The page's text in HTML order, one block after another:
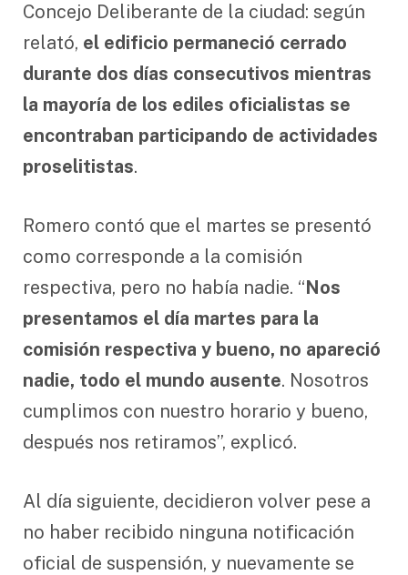
Concejo Deliberante de la ciudad: según
relató, el edificio permaneció cerrado
durante dos días consecutivos mientras
la mayoría de los ediles oficialistas se
encontraban participando de actividades
proselitistas.
Romero contó que el martes se presentó
como corresponde a la comisión
respectiva, pero no había nadie. “Nos
presentamos el día martes para la
comisión respectiva y bueno, no apareció
nadie, todo el mundo ausente. Nosotros
cumplimos con nuestro horario y bueno,
después nos retiramos”, explicó.
Al día siguiente, decidieron volver pese a
no haber recibido ninguna notificación
oficial de suspensión, y nuevamente se